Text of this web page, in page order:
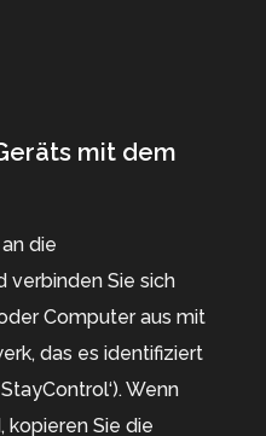
mit dem
die
verbinden Sie sich
Computer aus mit
das es identifiziert
Wenn
kopieren Sie die